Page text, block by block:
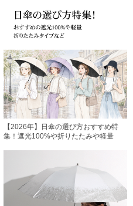
【2026年】日傘の選び方おすすめ特
集！遮光100%や折りたたみや軽量